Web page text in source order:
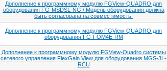
Дополнение к программному модулю FGView-QUADRO для
оборудования FG-MSDSL-NG / Модель оборудования должна
быть согласована на совместимость.
Дополнение к программному модулю FGView-QUADRO для
оборудования FG-FOM4E-RM
Дополнение к программному модулю FGView-Quadro системы
сетевого управления FlexGain View для оборудования MGS-3L-
RCU